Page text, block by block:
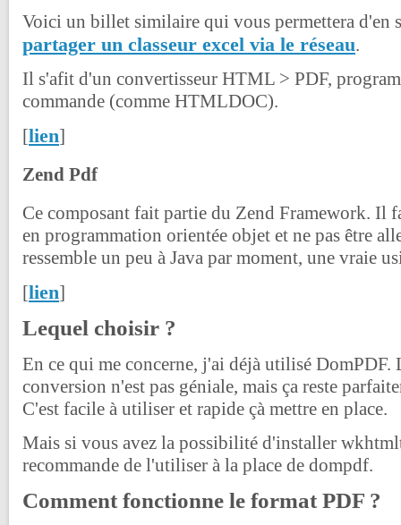
Voici un billet similaire qui vous permettera d'en
partager un classeur excel via le réseau.
Il s'afit d'un convertisseur HTML > PDF,
commande (comme HTMLDOC).
[lien]
Zend Pdf
Ce composant fait partie du Zend Framework. Il
en programmation orientée objet et ne pas être
ressemble un peu à Java par moment, une vraie
[lien]
Lequel choisir ?
En ce qui me concerne, j'ai déjà utilisé DomPDF.
conversion n'est pas géniale, mais ça reste
C'est facile à utiliser et rapide çà mettre en place.
Mais si vous avez la possibilité d'installer
recommande de l'utiliser à la place de dompdf.
Comment fonctionne le format PDF ?